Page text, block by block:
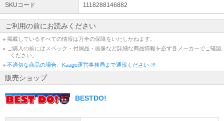
SKUコード 1118288146882
ご利用の前にお読みください
※ 掲載しているすべての情報は万全の保障をいたしかねます。
※ ご購入の前にはスペック・付属品・画像など詳細な商品情報を必ず各メーカーでご確認
ください。
※ 不適切な商品の場合、Kaago運営事務局まで通報ください
販売ショップ
BESTDO!